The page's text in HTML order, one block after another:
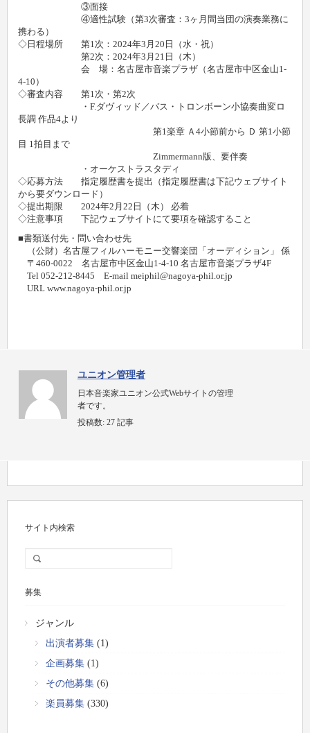
③面接
④適性試験（第3次審査：3ヶ月間当団の演奏業務に
携わる）
◇日程場所 第1次：2024年3月20日（水・祝）
第2次：2024年3月21日（木）
会 場：名古屋市音楽プラザ（名古屋市中区金山1-
4-10）
◇審査内容 第1次・第2次
・F.ダヴィッド／バス・トロンボーン小協奏曲変ロ
長調 作品4より
第1楽章 Ａ4小節前から Ｄ 第1小節
目 1拍目まで
Zimmermann版、要伴奏
・オーケストラスタディ
◇応募方法 指定履歴書を提出（指定履歴書は下記ウェブサイト
から要ダウンロード）
◇提出期限 2024年2月22日（木） 必着
◇注意事項 下記ウェブサイトにて要項を確認すること
■書類送付先・問い合わせ先
（公財）名古屋フィルハーモニー交響楽団「オーディション」 係
〒460-0022 名古屋市中区金山1-4-10 名古屋市音楽プラザ4F
Tel 052-212-8445 E-mail meiphil@nagoya-phil.or.jp
URL www.nagoya-phil.or.jp
ユニオン管理者
日本音楽家ユニオン公式Webサイトの管理
者です。
投稿数: 27 記事
サイト内検索
募集
ジャンル
出演者募集 (1)
企画募集 (1)
その他募集 (6)
楽員募集 (330)